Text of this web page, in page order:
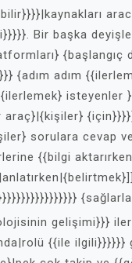
Bir başka
{başlangıç
{adım adım
isteyenler
araç}|{kişiler}
sorulara cevap
{{bilgi
gelişimi}}}
{{ile ilgili}}}}}}